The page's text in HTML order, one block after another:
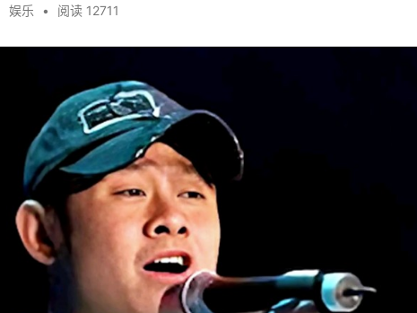
娱乐 • 阅读 12711